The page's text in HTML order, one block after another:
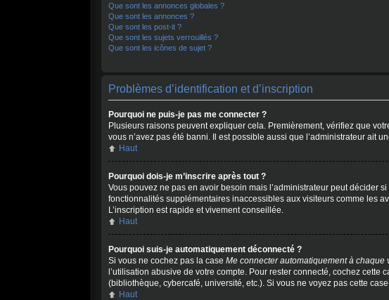
Que sont les annonces globales ?
Que sont les annonces ?
Que sont les post-it ?
Que sont les sujets verrouillés ?
Que sont les icônes de sujet ?
Problèmes d’identification et d’inscription
Pourquoi ne puis-je pas me connecter ?
Plusieurs raisons peuvent expliquer cela. Premièrement, vérifiez que
vous n’avez pas été banni. Il est possible aussi que l’administrateur ait
Haut
Pourquoi dois-je m’inscrire après tout ?
Vous pouvez ne pas en avoir besoin mais l’administrateur peut décider
fonctionnalités supplémentaires inaccessibles aux visiteurs comme les
L’inscription est rapide et vivement conseillée.
Haut
Pourquoi suis-je automatiquement déconnecté ?
Si vous ne cochez pas la case Me connecter automatiquement à chaque
l’utilisation abusive de votre compte. Pour rester connecté, cochez
(bibliothèque, cybercafé, université, etc.). Si vous ne voyez pas cette
Haut